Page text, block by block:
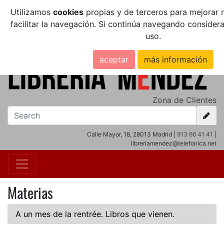
Utilizamos cookiespropias y de terceros para mejorar
facilitar la navegación. Si continúa navegando
uso.
aceptar más información
Zona de Clientes
Calle Mayor, 18, 28013 Madrid | 913 66 41 41
libreriamendez@telefonica.net
Materias
A un mes de la rentrée. Libros que vienen.